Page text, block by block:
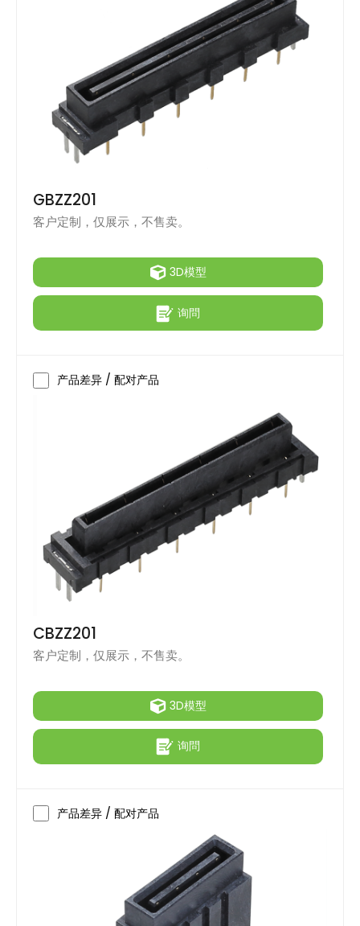
GBZZ201
客户定制，仅展示，不售卖。
3D模型
询問
产品差异 / 配对产品
CBZZ201
客户定制，仅展示，不售卖。
3D模型
询問
产品差异 / 配对产品